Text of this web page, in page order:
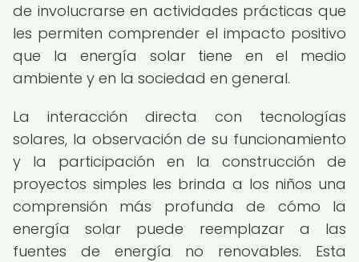
de involucrarse en actividades prácticas que
les permiten comprender el impacto positivo
que la energía solar tiene en el medio
ambiente y en la sociedad en general.
La interacción directa con tecnologías
solares, la observación de su funcionamiento
y la participación en la construcción de
proyectos simples les brinda a los niños una
comprensión más profunda de cómo la
energía solar puede reemplazar a las
fuentes de energía no renovables. Esta